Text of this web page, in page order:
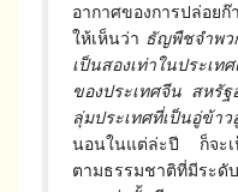
อากาศของการปล่อย
ให้เห็นว่า ธัญพืชจำพว
เป็นสองเท่าในประเ
ของประเทศจีน สหรั
ลุ่มประเทศที่เป็นอู่ข้า
นอนในแต่ล่ะปี ก็จะเ
ตามธรรมชาติที่มีระ